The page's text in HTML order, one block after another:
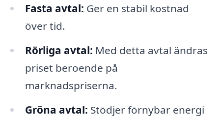
Fasta avtal: Ger en stabil kostnad
över tid.
Rörliga avtal: Med detta avtal ändras
priset beroende på
marknadspriserna.
Gröna avtal: Stödjer förnybar energi